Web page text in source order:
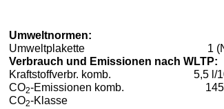
Umweltnormen:
Umweltplakette
1
Verbrauch und Emissionen nach WLTP:
Kraftstoffverbr. komb.
5,5 l/
CO2-Emissionen komb.
CO2-Klasse